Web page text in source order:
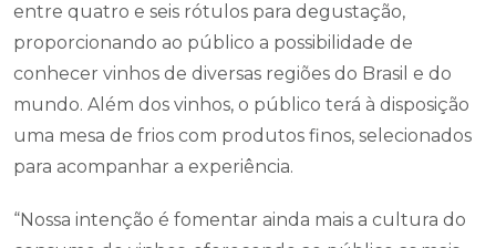
entre quatro e seis rótulos para degustação,
proporcionando ao público a possibilidade de
conhecer vinhos de diversas regiões do Brasil e do
mundo. Além dos vinhos, o público terá à disposição
uma mesa de frios com produtos finos, selecionados
para acompanhar a experiência.
“Nossa intenção é fomentar ainda mais a cultura do